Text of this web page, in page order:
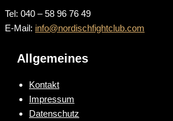
Tel: 040 – 58 96 76 49
E-Mail: info@nordischfightclub.com
Allgemeines
Kontakt
Impressum
Datenschutz